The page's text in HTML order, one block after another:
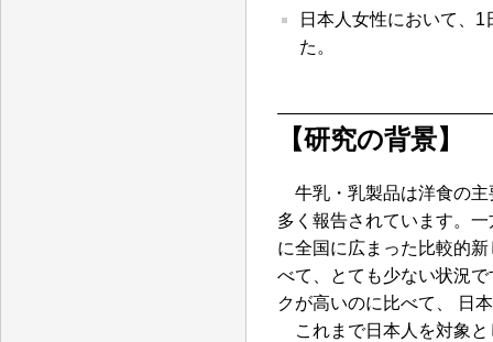
日本人女性において、
た。
【研究の背景】
牛乳・乳製品は洋食の主
多く報告されています。
に全国に広まった比較的
べて、とても少ない状況
クが高いのに比べて、 日
これまで日本人を対象と